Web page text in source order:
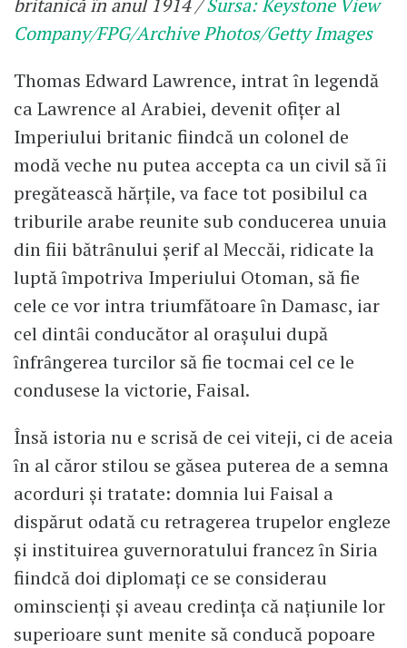
britanică în anul 1914 /Sursa: Keystone View
Company/FPG/Archive Photos/Getty Images
Thomas Edward Lawrence, intrat ȋn legendă
ca Lawrence al Arabiei, devenit ofiţer al
Imperiului britanic fiindcă un colonel de
modă veche nu putea accepta ca un civil să ȋi
pregătească hărţile, va face tot posibilul ca
triburile arabe reunite sub conducerea unuia
din fiii bătrȃnului şerif al Meccăi, ridicate la
luptă ȋmpotriva Imperiului Otoman, să fie
cele ce vor intra triumfătoare ȋn Damasc, iar
cel dintȃi conducător al oraşului după
ȋnfrȃngerea turcilor să fie tocmai cel ce le
condusese la victorie, Faisal.
Însă istoria nu e scrisă de cei viteji, ci de aceia
ȋn al căror stilou se găsea puterea de a semna
acorduri şi tratate: domnia lui Faisal a
dispărut odată cu retragerea trupelor engleze
şi instituirea guvernoratului francez ȋn Siria
fiindcă doi diplomaţi ce se considerau
ominscienţi şi aveau credinţa că naţiunile lor
superioare sunt menite să conducă popoare